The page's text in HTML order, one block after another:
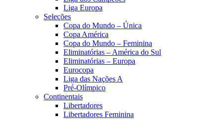
Liga Europa
Seleções
Copa do Mundo – Única
Copa América
Copa do Mundo – Feminina
Eliminatórias – América do Sul
Eliminatórias – Europa
Eurocopa
Liga das Nações A
Pré-Olímpico
Continentais
Libertadores
Libertadores Feminina